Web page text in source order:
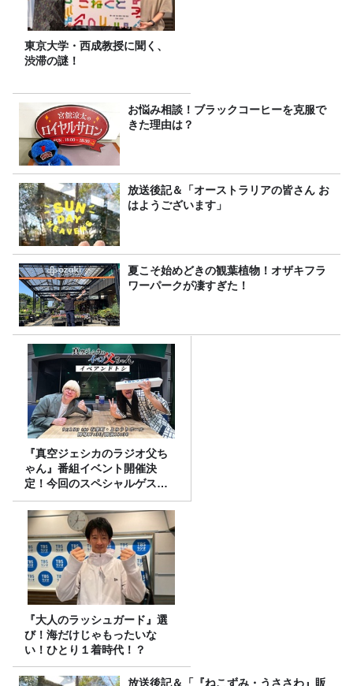
東京大学・西成教授に聞く、
渋滞の謎！
お悩み相談！ブラックコーヒーを克服で
きた理由は？
放送後記＆「オーストラリアの皆さん お
はようございます」
夏こそ始めどきの観葉植物！オザキフラ
ワーパークが凄すぎた！
『真空ジェシカのラジオ父ち
ゃん』番組イベント開催決
定！今回のスペシャルゲスト
は、タカアンドトシ！
『大人のラッシュガード』選
び！海だけじゃもったいな
い！ひとり１着時代！？
放送後記＆「『ねこずみ・うささわ』販